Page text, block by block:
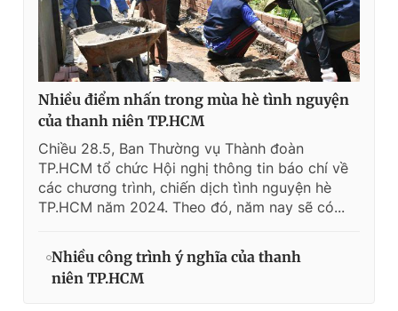
Nhiều điểm nhấn trong mùa hè tình nguyện
của thanh niên TP.HCM
Chiều 28.5, Ban Thường vụ Thành đoàn
TP.HCM tổ chức Hội nghị thông tin báo chí về
các chương trình, chiến dịch tình nguyện hè
TP.HCM năm 2024. Theo đó, năm nay sẽ có...
Nhiều công trình ý nghĩa của thanh
niên TP.HCM